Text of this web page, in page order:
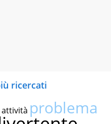
ricercati
attività problema